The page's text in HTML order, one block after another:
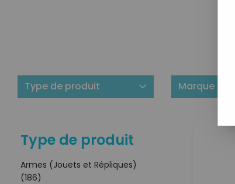
Type de produit Marque
Type de produit
Armes (Jouets et Répliques)
(186)